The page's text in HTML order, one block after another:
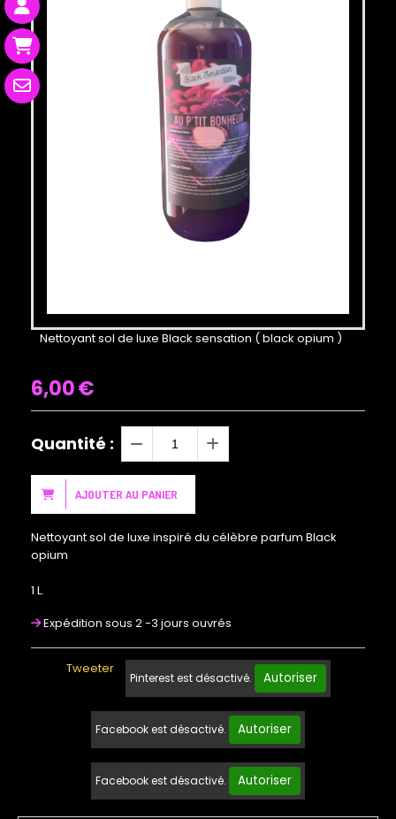
Nettoyant sol de luxe Black sensation ( black opium )
6,00€
Quantité :
AJOUTER AU PANIER
Nettoyant sol de luxe inspiré du célèbre parfum Black
opium
1 L.
Expédition sous 2 -3 jours ouvrés
Tweeter
Pinterest est désactivé. Autoriser
Facebook est désactivé. Autoriser
Facebook est désactivé. Autoriser